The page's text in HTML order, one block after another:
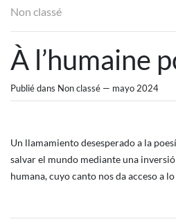
Non classé
À l’humaine
Publié dans Non classé — mayo 2024
Un llamamiento desesperado a la
salvar el mundo mediante una
humana, cuyo canto nos da acceso a